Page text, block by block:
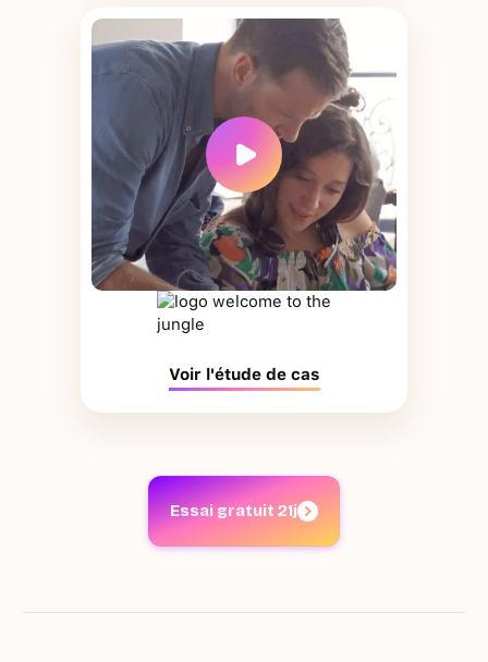
Voir l'étude de cas
Essai gratuit 21j